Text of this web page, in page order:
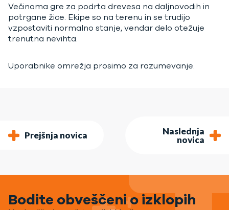
Večinoma gre za podrta drevesa na daljnovodih in
potrgane žice. Ekipe so na terenu in se trudijo
vzpostaviti normalno stanje, vendar delo otežuje
trenutna nevihta.
Uporabnike omrežja prosimo za razumevanje.
Prejšnja novica
Naslednja
novica
Bodite obveščeni o izklopih